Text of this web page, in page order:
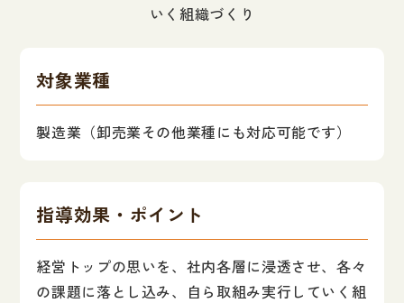
いく組織づくり
対象業種
製造業（卸売業その他業種にも対応可能です）
指導効果・ポイント
経営トップの思いを、社内各層に浸透させ、各々
の課題に落とし込み、自ら取組み実行していく組